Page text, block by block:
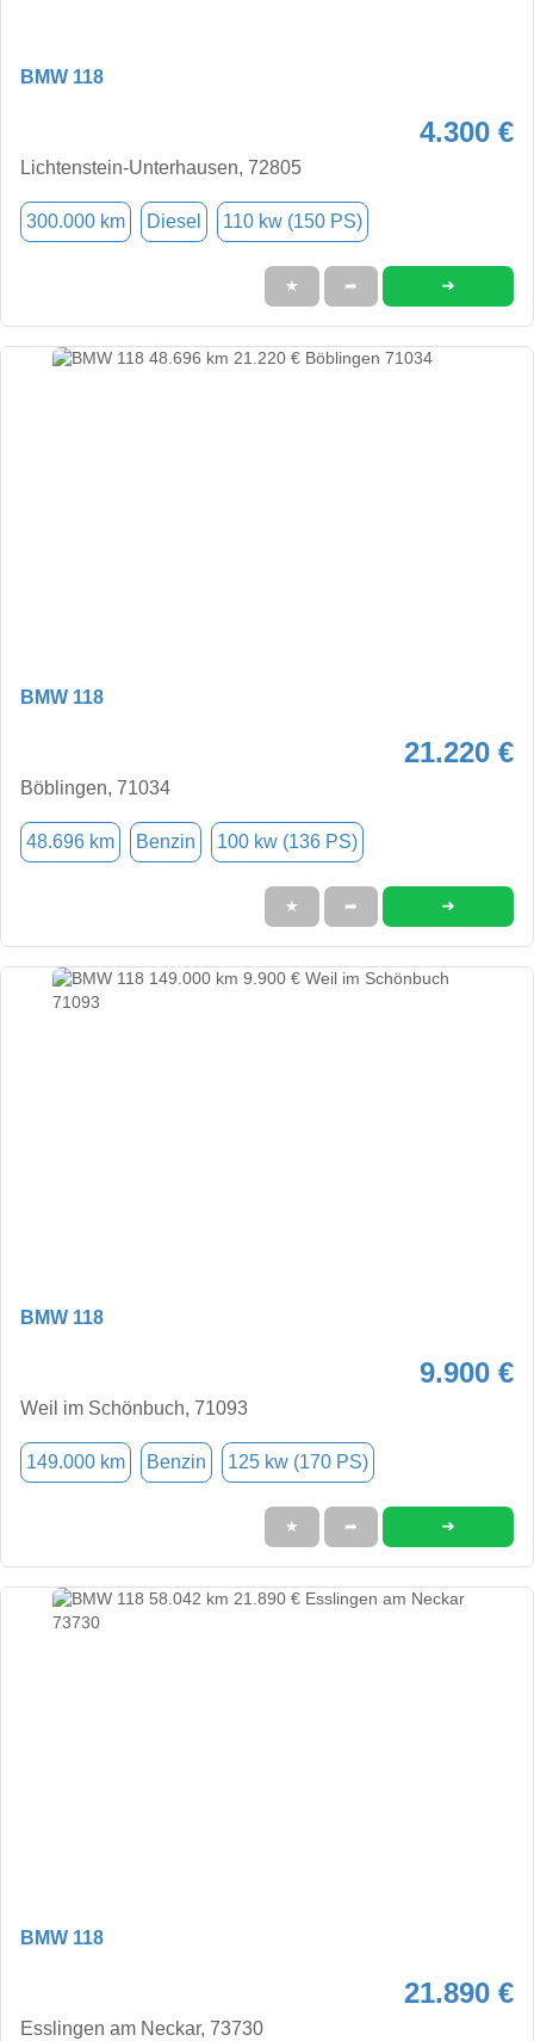
BMW 118
4.300 €
Lichtenstein-Unterhausen, 72805
300.000 km Diesel 110 kw (150 PS)
★ ➦ ➜
BMW 118
21.220 €
Böblingen, 71034
48.696 km Benzin 100 kw (136 PS)
★ ➦ ➜
BMW 118
9.900 €
Weil im Schönbuch, 71093
149.000 km Benzin 125 kw (170 PS)
★ ➦ ➜
BMW 118
21.890 €
Esslingen am Neckar, 73730